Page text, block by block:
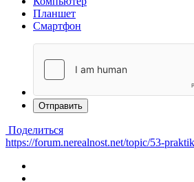
Планшет
Смартфон
Отправить
Поделиться
https://forum.nerealnost.net/topic/53-